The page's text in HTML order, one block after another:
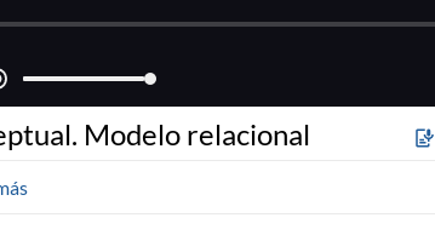
Modelo relacional